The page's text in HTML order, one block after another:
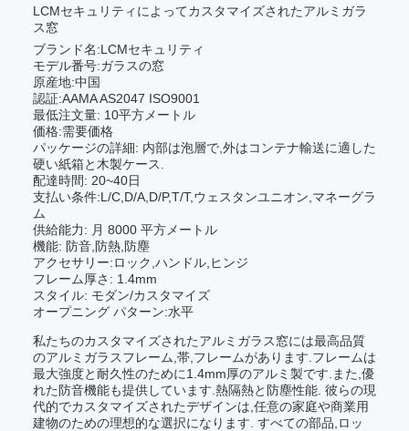
LCMセキュリティによってカスタマイズされたアルミガラ
ス窓
ブランド名:LCMセキュリティ
モデル番号:ガラスの窓
原産地:中国
認証:AAMA AS2047 ISO9001
最低注文量: 10平方メートル
価格:需要価格
パッケージの詳細: 内部は泡層で,外はコンテナ輸送に適した
硬い紙箱と木製ケース.
配達時間: 20~40日
支払い条件:L/C,D/A,D/P,T/T,ウェスタンユニオン,マネーグラ
ム
供給能力: 月 8000 平方メートル
機能: 防音,防熱,防塵
アクセサリー:ロック,ハンドル,ヒンジ
フレーム厚さ: 1.4mm
スタイル: モダン/カスタマイズ
オープニング パターン:水平
私たちのカスタマイズされたアルミガラス窓には最高品質
のアルミガラスフレーム,帯,フレームがあります.フレームは
最大強度と耐久性のために1.4mm厚のアルミ製です.また,優
れた防音機能も提供しています.熱隔熱と防塵性能. 彼らの現
代的でカスタマイズされたデザインは,任意の家庭や商業用
建物のための理想的な選択になります. すべての部品,ロッ